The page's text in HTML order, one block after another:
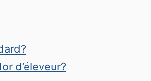
d’éleveur?